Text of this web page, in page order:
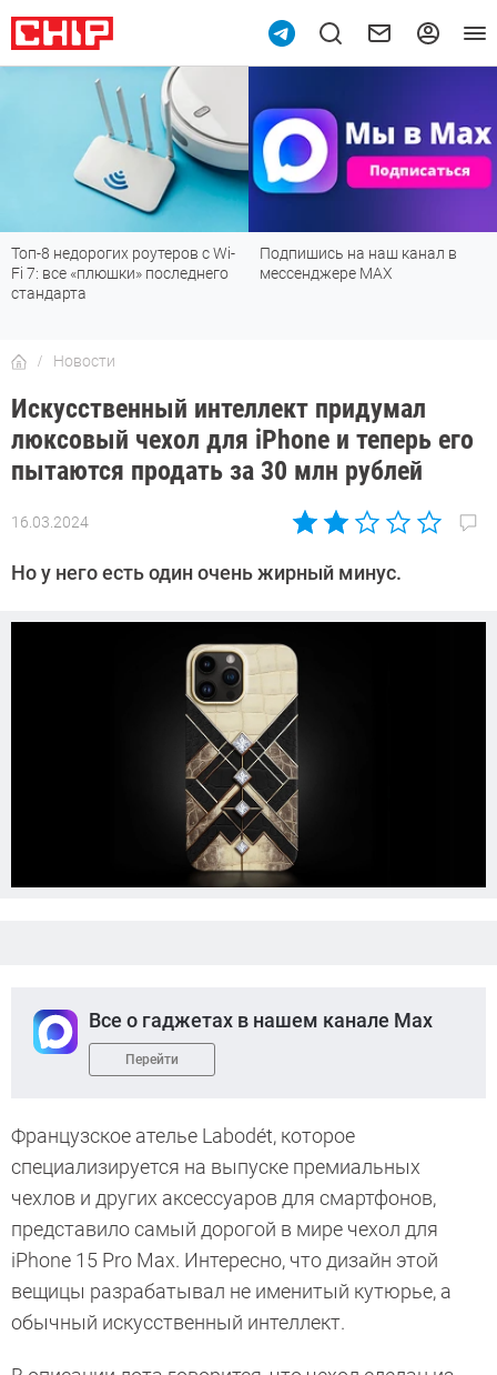
Топ-8 недорогих роутеров с Wi-
Fi 7: все «плюшки» последнего
стандарта
Подпишись на наш канал в
мессенджере МАХ
Новости
Искусственный интеллект придумал
люксовый чехол для iPhone и теперь его
пытаются продать за 30 млн рублей
16.03.2024
Автор:
Довлатова
Но у него есть один очень жирный минус.
Все о гаджетах в нашем канале Max
Перейти
Французское ателье Labodét, которое
специализируется на выпуске премиальных
чехлов и других аксессуаров для смартфонов,
представило самый дорогой в мире чехол для
iPhone 15 Pro Max. Интересно, что дизайн этой
вещицы разрабатывал не именитый кутюрье, а
обычный искусственный интеллект.